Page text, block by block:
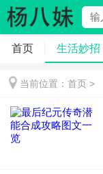
首页 生活妙招
当前位置： 首页 >